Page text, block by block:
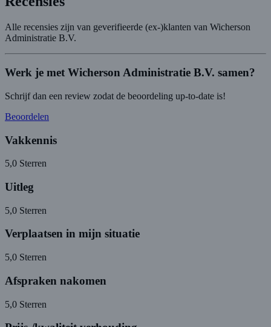
Alle recensies zijn van geverifieerde (ex-)klanten van Wicherson
Administratie B.V.
Werk je met Wicherson Administratie B.V. samen?
Schrijf dan een review zodat de beoordeling up-to-date is!
Beoordelen
Vakkennis
5,0 Sterren
Uitleg
5,0 Sterren
Verplaatsen in mijn situatie
5,0 Sterren
Afspraken nakomen
5,0 Sterren